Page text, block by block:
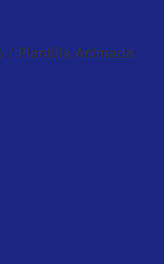
/ Plantilla Animada